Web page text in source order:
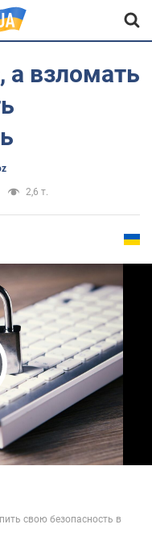
а взломать
2,6 т.
Video